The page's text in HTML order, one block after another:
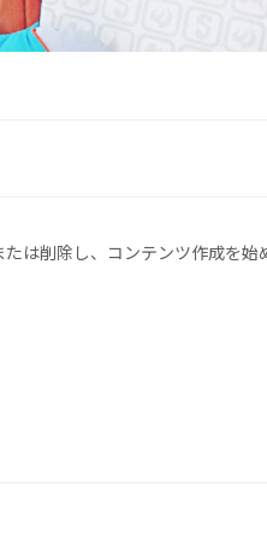
は削除し、コンテンツ作成を始